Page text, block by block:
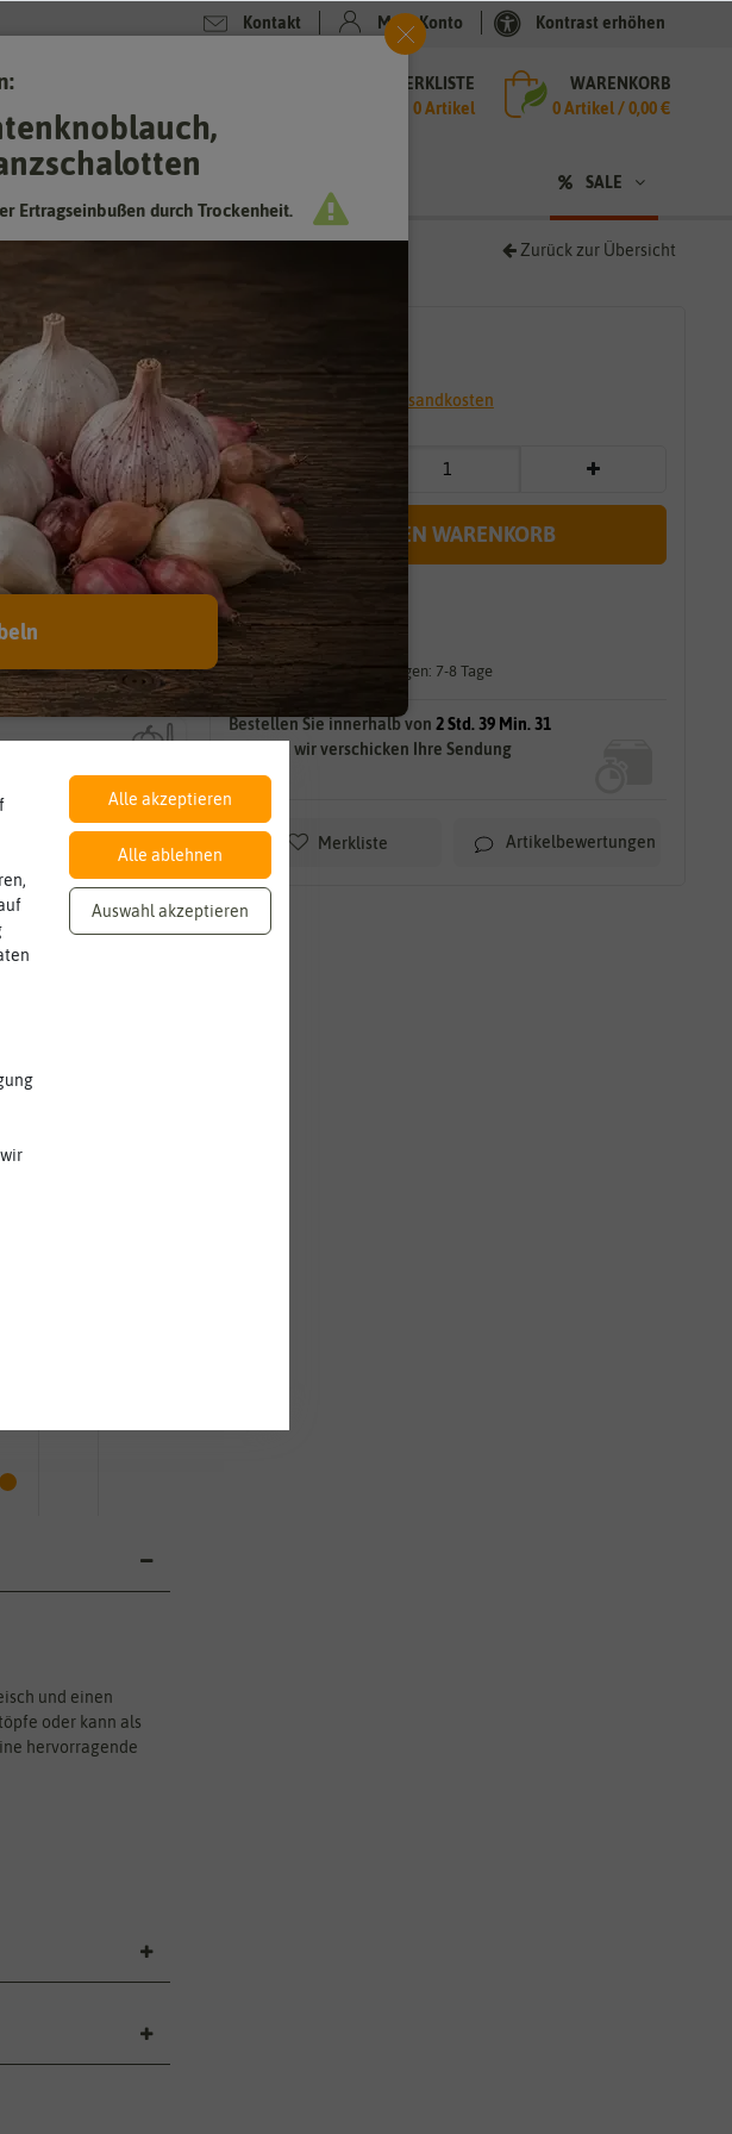
Kontakt Mein Konto Kontrast erhöhen
MERKLISTE
0 Artikel
WARENKORB
0Artikel /0,00 €
SALE
Zurück zur Übersicht
* inkl. 7% MwSt. zzgl. Versandkosten
IN DEN WARENKORB
sofort lieferbar
gilt für 10
Lieferzeit für größere Mengen: 7-8 Tage
Bestellen Sie innerhalb von 2 Std. 39 Min. 29
und wir verschicken Ihre Sendung
HEUTE!
Merkliste Artikelbewertungen
benötigt die
der reifen Frucht, die
und einen
oder kann als
hervorragende
Alle akzeptieren
Alle ablehnen
Auswahl akzeptieren
Ertragseinbußen durch Trockenheit.